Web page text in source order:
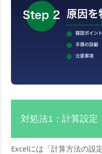
対処法1：計算設定
Excelには「計算方法の設